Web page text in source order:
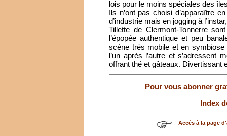
lois pour le moins spéciales des
Ils n’ont pas choisi d’apparaître
d’industrie mais en jogging à
Tillette de Clermont-Tonnerre
l’épopée authentique et peu
scène très mobile et en
l’un après l’autre et
offrant thé et gâteaux. Divertissant
Pour vous abonner
Index
Accès à la page